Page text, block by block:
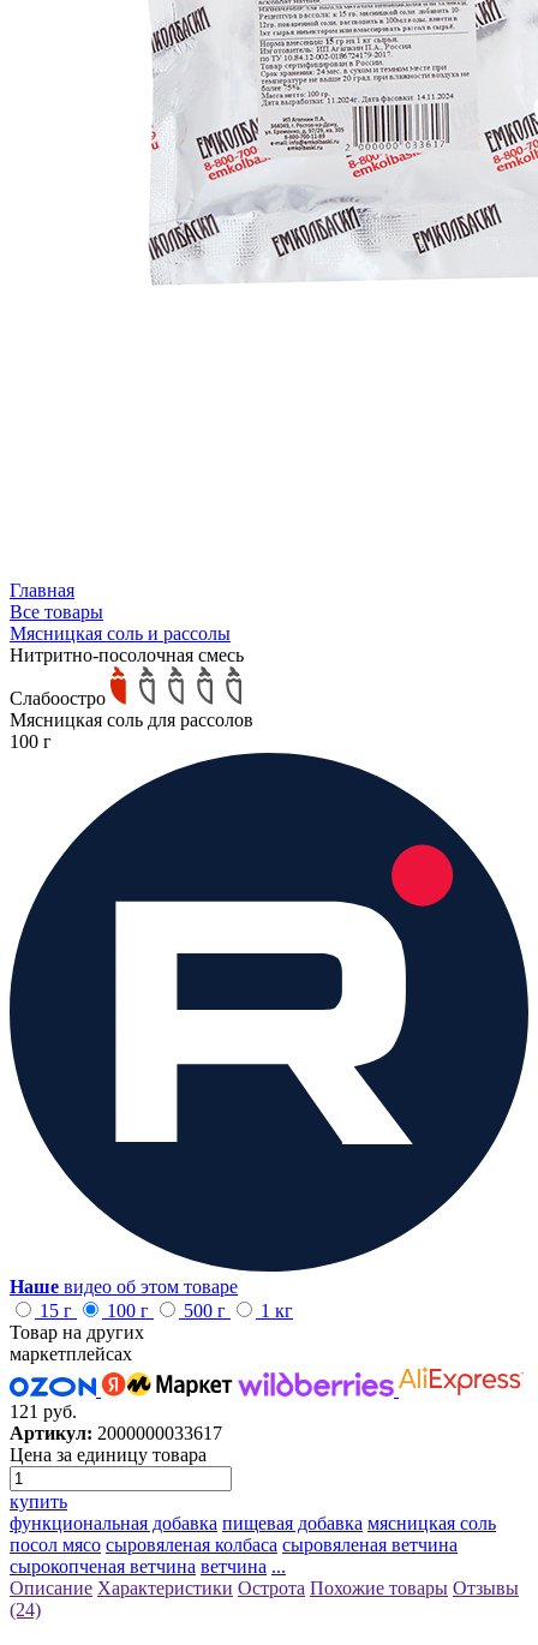
Главная
Все товары
Мясницкая соль и рассолы
Нитритно-посолочная смесь
Слабоостро
Мясницкая соль для рассолов
100 г
Наше видео об этом товаре
15 г
100 г 500 г
1 кг
Товар на других
маркетплейсах
121 руб.
Артикул: 2000000033617
Цена за единицу товара
купить
функциональная добавка пищевая добавка мясницкая соль
посол мясо сыровяленая колбаса сыровяленая ветчина
сырокопченая ветчина ветчина ...
Описание Характеристики Острота Похожие товары Отзывы
(24)